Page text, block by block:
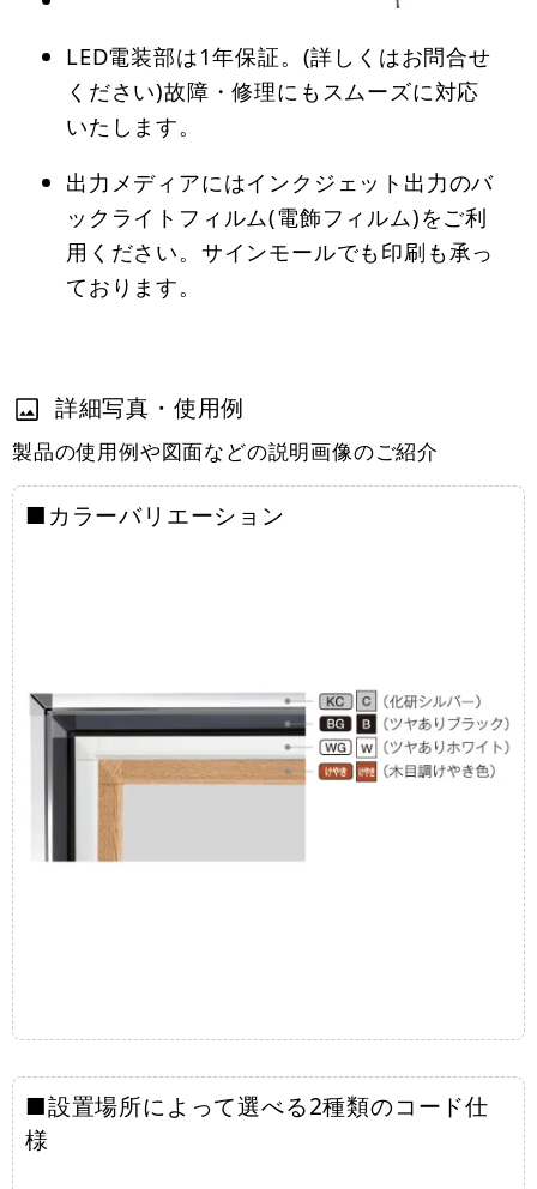
LED電装部は1年保証。(詳しくはお問合せ
ください)故障・修理にもスムーズに対応
いたします。
出力メディアにはインクジェット出力のバ
ックライトフィルム(電飾フィルム)をご利
用ください。サインモールでも印刷も承っ
ております。
詳細写真・使用例
製品の使用例や図面などの説明画像のご紹介
■カラーバリエーション
■設置場所によって選べる2種類のコード仕
様